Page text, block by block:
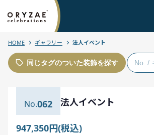
HOME ギャラリー 法人イベント
同じタグのついた装飾を探す
062 法人イベント
947,350円(税込)